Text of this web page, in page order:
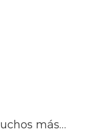
más…